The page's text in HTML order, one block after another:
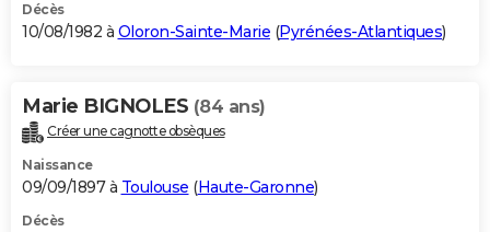
Décès
10/08/1982 à Oloron-Sainte-Marie (Pyrénées-Atlantiques)
Marie BIGNOLES (84 ans)
Créer une cagnotte obsèques
Naissance
09/09/1897 à Toulouse (Haute-Garonne)
Décès